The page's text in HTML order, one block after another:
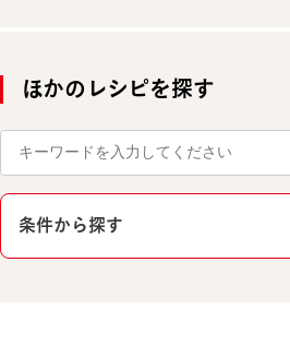
ほかのレシピを探す
条件から探す